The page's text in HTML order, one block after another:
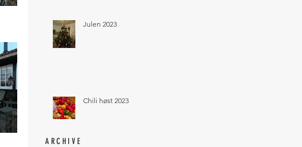
Julen 2023
Chili høst 2023
ARCHIVE